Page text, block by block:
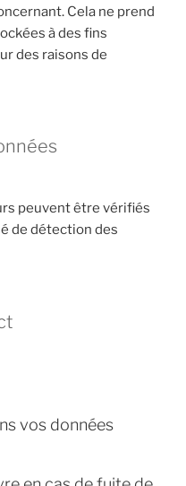
Cela ne prend
à des fins
des raisons de
peuvent être vérifiés
de détection des
vos données